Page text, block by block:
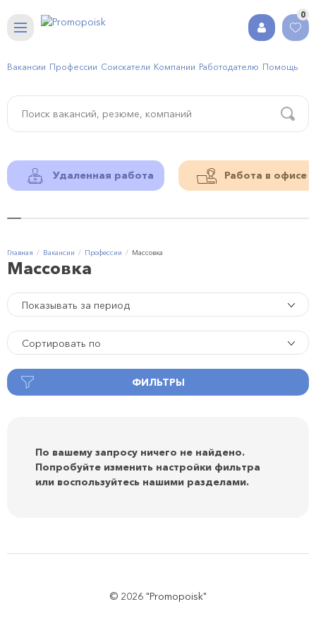
0
Вакансии Профессии Соискатели Компании Работодателю Помощь
Удаленная работа Работа в офисе
Главная Вакансии Профессии Массовка
Массовка
Показывать за период
Сортировать по
ФИЛЬТРЫ
По вашему запросу ничего не найдено.
Попробуйте изменить настройки фильтра
или воспользуйтесь нашими разделами.
© 2026 "Promopoisk"